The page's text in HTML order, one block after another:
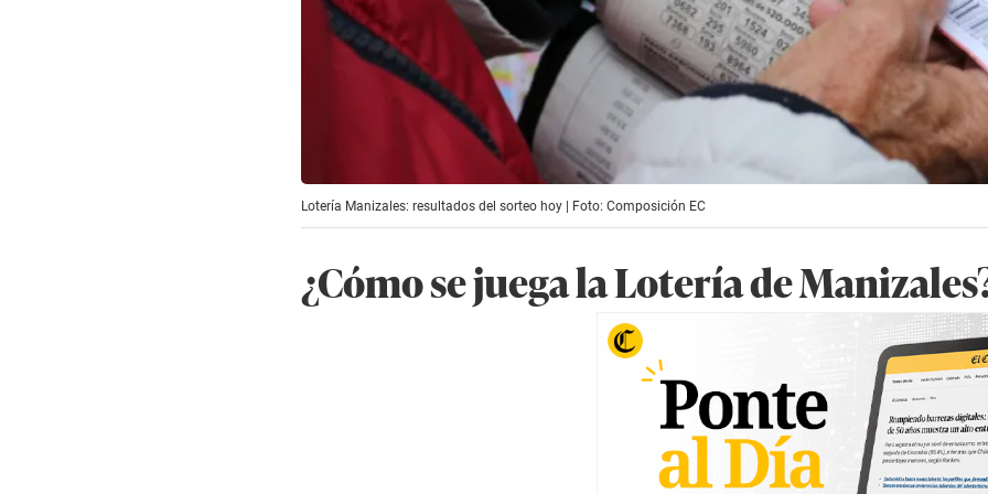
Lotería Manizales: resultados del sorteo hoy | Foto: Composición EC
¿Cómo se juega la Lotería de